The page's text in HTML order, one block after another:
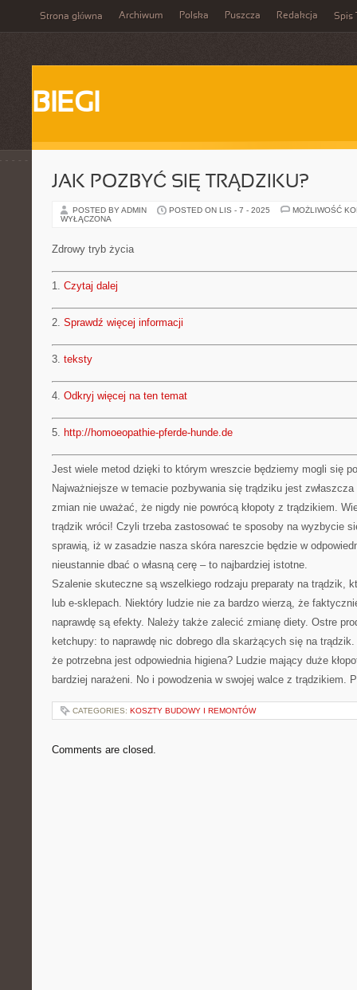
Strona główna Archiwum Polska Puszcza Redakcja Spis
BIEGI
JAK POZBYĆ SIĘ TRĄDZIKU?
POSTED BY ADMIN POSTED ON LIS - 7 - 2025
MOŻLIWOŚĆ
WYŁĄCZONA
Zdrowy tryb życia
1. Czytaj dalej
2. Sprawdź więcej informacji
3. teksty
4. Odkryj więcej na ten temat
5. http://homoeopathie-pferde-hunde.de
Jest wiele metod dzięki to którym wreszcie będziemy mogli się
Najważniejsze w temacie pozbywania się trądziku jest
zmian nie uważać, że nigdy nie powrócą kłopoty z trądzikiem.
trądzik wróci! Czyli trzeba zastosować te sposoby na wyzbycie
sprawią, iż w zasadzie nasza skóra nareszcie będzie w
nieustannie dbać o własną cerę – to najbardziej istotne.
Szalenie skuteczne są wszelkiego rodzaju preparaty na trądzik,
lub e-sklepach. Niektóry ludzie nie za bardzo wierzą, że
naprawdę są efekty. Należy także zalecić zmianę diety. Ostre
ketchupy: to naprawdę nic dobrego dla skarżących się na
że potrzebna jest odpowiednia higiena? Ludzie mający duże
bardziej narażeni. No i powodzenia w swojej walce z trądzikiem.
CATEGORIES: KOSZTY BUDOWY I REMONTÓW
Comments are closed.